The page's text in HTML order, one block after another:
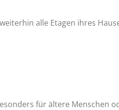
alle Etagen ihres
für ältere Menschen